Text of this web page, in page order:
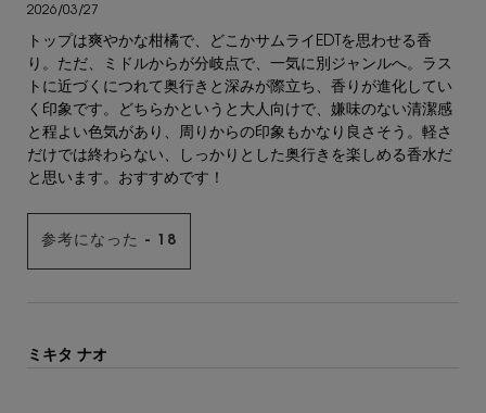
2026/03/27
トップは爽やかな柑橘で、どこかサムライEDTを思わせる香
り。ただ、ミドルからが分岐点で、一気に別ジャンルへ。ラス
トに近づくにつれて奥行きと深みが際立ち、香りが進化してい
く印象です。どちらかというと大人向けで、嫌味のない清潔感
と程よい色気があり、周りからの印象もかなり良さそう。軽さ
だけでは終わらない、しっかりとした奥行きを楽しめる香水だ
と思います。おすすめです！
参考になった - 18
ミキタ ナオ